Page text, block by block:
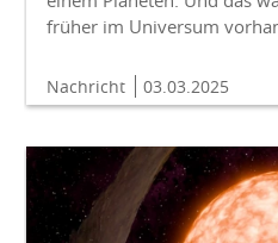
früher im Universum
Nachricht 03.03.2025